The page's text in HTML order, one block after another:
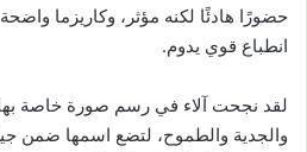
حضورًا هادئًا لكنه مؤثر، وكاريزما
انطباع قوي يدوم.
لقد نجحت آلاء في رسم صورة خاصة
والجدية والطموح، لتضع اسمها ضمن